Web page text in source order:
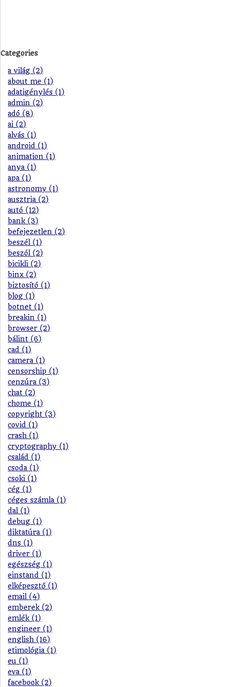
Categories
a világ (2)
about me (1)
adatigénylés (1)
admin (2)
adó (8)
ai (2)
alvás (1)
android (1)
animation (1)
anya (1)
apa (1)
astronomy (1)
ausztria (2)
autó (12)
bank (3)
befejezetlen (2)
beszél (1)
beszól (2)
bicikli (2)
binx (2)
biztosító (1)
blog (1)
botnet (1)
breakin (1)
browser (2)
bálint (6)
cad (1)
camera (1)
censorship (1)
cenzúra (3)
chat (2)
chome (1)
copyright (3)
covid (1)
crash (1)
cryptography (1)
család (1)
csoda (1)
csoki (1)
cég (1)
céges számla (1)
dal (1)
debug (1)
diktatúra (1)
dns (1)
driver (1)
egészség (1)
einstand (1)
elképesztő (1)
email (4)
emberek (2)
emlék (1)
engineer (1)
english (16)
etimológia (1)
eu (1)
eva (1)
facebook (2)